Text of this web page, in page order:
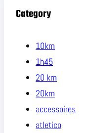
Category
10km
1h45
20 km
20km
accessoires
atletico